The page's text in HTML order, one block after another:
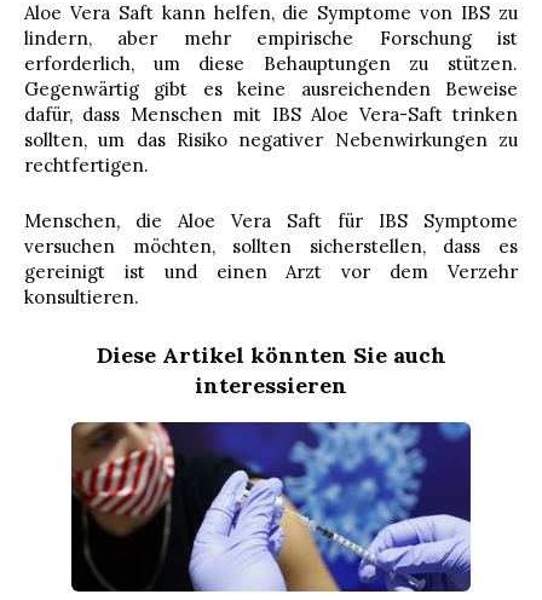
Aloe Vera Saft kann helfen, die Symptome von IBS zu
lindern, aber mehr empirische Forschung ist
erforderlich, um diese Behauptungen zu stützen.
Gegenwärtig gibt es keine ausreichenden Beweise
dafür, dass Menschen mit IBS Aloe Vera-Saft trinken
sollten, um das Risiko negativer Nebenwirkungen zu
rechtfertigen.
Menschen, die Aloe Vera Saft für IBS Symptome
versuchen möchten, sollten sicherstellen, dass es
gereinigt ist und einen Arzt vor dem Verzehr
konsultieren.
Diese Artikel könnten Sie auch
interessieren